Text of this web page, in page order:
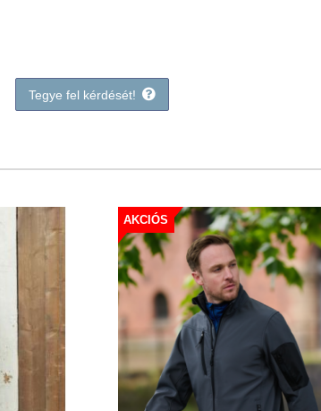
Tegye fel kérdését!
AKCIÓS